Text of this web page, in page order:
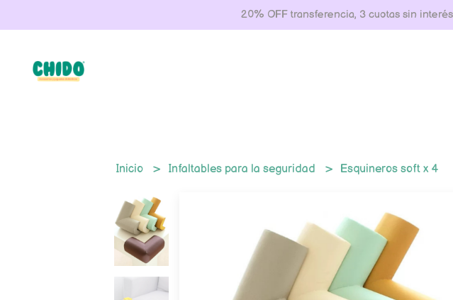
20% OFF transferencia, 3 cuotas sin
Inicio Infaltables para la seguridad Esquineros soft x 4